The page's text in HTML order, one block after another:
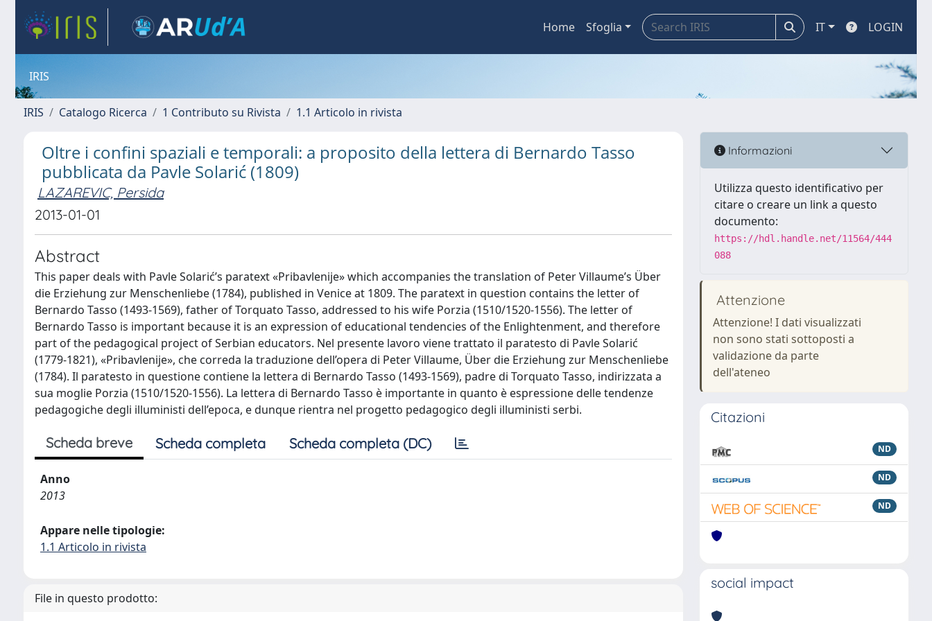
Home Sfoglia IT LOGIN
IRIS
IRIS Catalogo Ricerca 1 Contributo su Rivista 1.1 Articolo in rivista
Oltre i confini spaziali e temporali: a proposito della lettera di Bernardo Tasso
pubblicata da Pavle Solarić (1809)
LAZAREVIC, Persida
2013-01-01
Abstract
This paper deals with Pavle Solarić’s paratext «Pribavlenije» which accompanies the translation of Peter Villaume’s Über
die Erziehung zur Menschenliebe (1784), published in Venice at 1809. The paratext in question contains the letter of
Bernardo Tasso (1493-1569), father of Torquato Tasso, addressed to his wife Porzia (1510/1520-1556). The letter of
Bernardo Tasso is important because it is an expression of educational tendencies of the Enlightenment, and therefore
part of the pedagogical project of Serbian educators. Nel presente lavoro viene trattato il paratesto di Pavle Solarić
(1779-1821), «Pribavlenije», che correda la traduzione dell’opera di Peter Villaume, Über die Erziehung zur Menschenliebe
(1784). Il paratesto in questione contiene la lettera di Bernardo Tasso (1493-1569), padre di Torquato Tasso, indirizzata a
sua moglie Porzia (1510/1520-1556). La lettera di Bernardo Tasso è importante in quanto è espressione delle tendenze
pedagogiche degli illuministi dell’epoca, e dunque rientra nel progetto pedagogico degli illuministi serbi.
Scheda breve Scheda completa Scheda completa (DC)
Anno
2013
Appare nelle tipologie:
1.1 Articolo in rivista
File in questo prodotto:
Informazioni
Utilizza questo identificativo per
citare o creare un link a questo
documento:
https://hdl.handle.net/11564/444
088
Attenzione
Attenzione! I dati visualizzati
non sono stati sottoposti a
validazione da parte
dell'ateneo
Citazioni
ND
ND
ND
social impact